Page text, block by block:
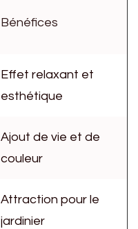
Bénéfices
Effet relaxant et
esthétique
Ajout de vie et de
couleur
Attraction pour le
jardinier